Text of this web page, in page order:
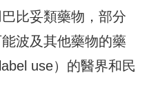
比妥類藥物，部分
波及其他藥物的藥
use）的醫界和民